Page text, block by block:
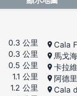
0.3 公里
0.3 公里
0.5 公里
1.1 公里
1.2 公里
Cala
馬戈
卡拉
阿德
Cala